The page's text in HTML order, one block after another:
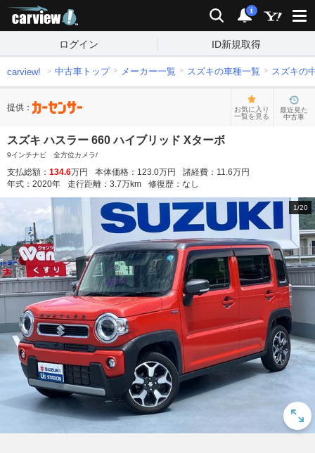
検索 通知
i
ログイン ID新規取得
carview! 中古車トップ メーカー一覧 スズキの車種一覧 スズキの
提供：
お気に入り
一覧を見る
最近見た
中古車
スズキ ハスラー 660 ハイブリッド Xターボ
9インチナビ 全方位カメラ/
支払総額： 134.6万円 本体価格： 123.0万円 諸経費： 11.6万円
年式： 2020年 走行距離： 3.7万km 修復歴： なし
1/20